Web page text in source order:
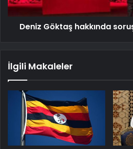
Deniz Göktaş hakkında
İlgili Makaleler